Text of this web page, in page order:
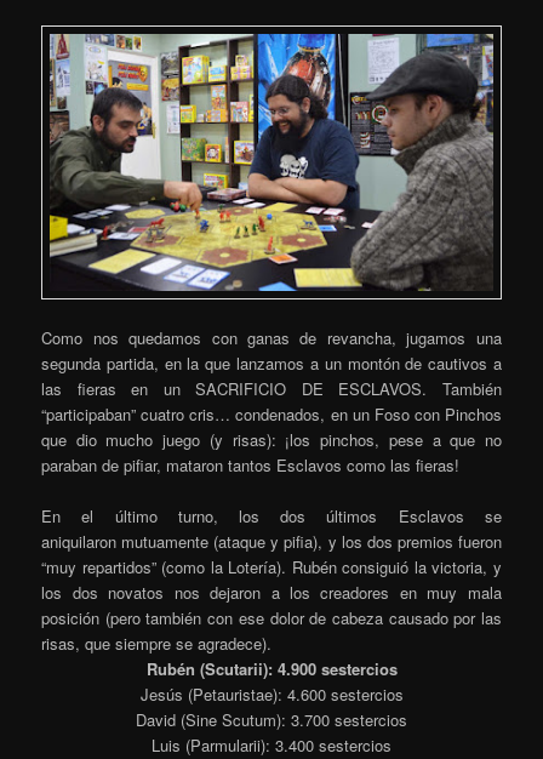
Como nos quedamos con ganas de revancha, jugamos una
segunda partida, en la que lanzamos a un montón de cautivos a
las fieras en un SACRIFICIO DE ESCLAVOS. También
“participaban” cuatro cris… condenados, en un Foso con Pinchos
que dio mucho juego (y risas): ¡los pinchos, pese a que no
paraban de pifiar, mataron tantos Esclavos como las fieras!
En el último turno, los dos últimos Esclavos se
aniquilaron mutuamente (ataque y pifia), y los dos premios fueron
“muy repartidos” (como la Lotería). Rubén consiguió la victoria, y
los dos novatos nos dejaron a los creadores en muy mala
posición (pero también con ese dolor de cabeza causado por las
risas, que siempre se agradece).
Rubén (Scutarii): 4.900 sestercios
Jesús (Petauristae): 4.600 sestercios
David (Sine Scutum): 3.700 sestercios
Luis (Parmularii): 3.400 sestercios